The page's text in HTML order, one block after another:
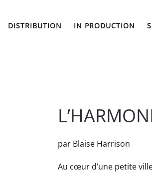
DISTRIBUTION IN PRODUCTION
par Blaise Harrison
Au cœur d’une petite